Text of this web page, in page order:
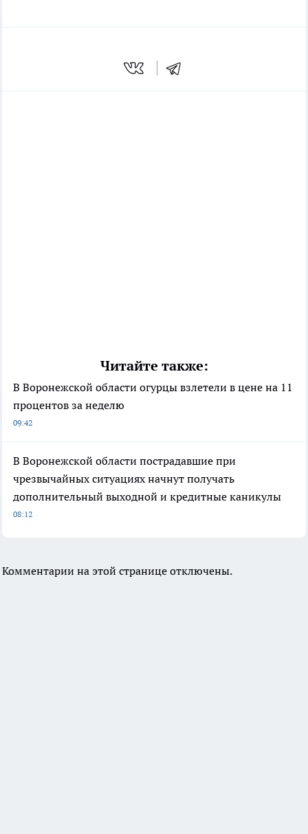
Читайте также:
В Воронежской области огурцы взлетели в цене на 11
процентов за неделю
09:42
В Воронежской области пострадавшие при
чрезвычайных ситуациях начнут получать
дополнительный выходной и кредитные каникулы
08:12
Комментарии на этой странице отключены.